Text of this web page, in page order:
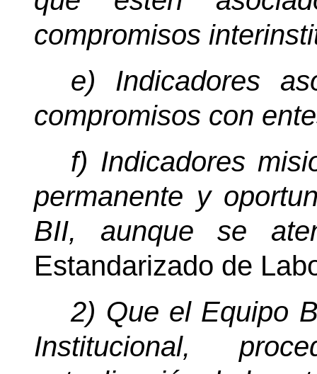
compromisos
e) Indicadores
compromisos con
f) Indicadores
permanente y
BII, aunque se
Estandarizado de
2) Que el Equipo
Institucional,